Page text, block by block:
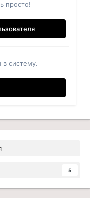
просто!
в систему.
5